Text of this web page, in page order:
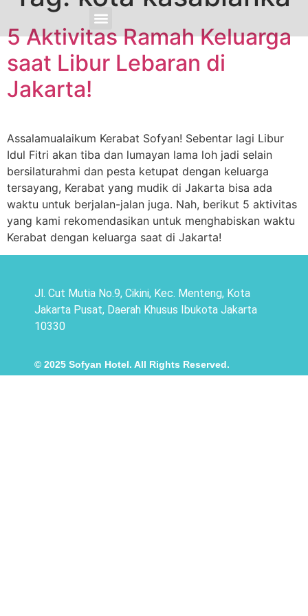
5 Aktivitas Ramah Keluarga
saat Libur Lebaran di
Jakarta!
Assalamualaikum Kerabat Sofyan! Sebentar lagi Libur
Idul Fitri akan tiba dan lumayan lama loh jadi selain
bersilaturahmi dan pesta ketupat dengan keluarga
tersayang, Kerabat yang mudik di Jakarta bisa ada
waktu untuk berjalan-jalan juga. Nah, berikut 5 aktivitas
yang kami rekomendasikan untuk menghabiskan waktu
Kerabat dengan keluarga saat di Jakarta!
Jl. Cut Mutia No.9, Cikini, Kec. Menteng, Kota
Jakarta Pusat, Daerah Khusus Ibukota Jakarta
10330
© 2025 Sofyan Hotel. All Rights Reserved.